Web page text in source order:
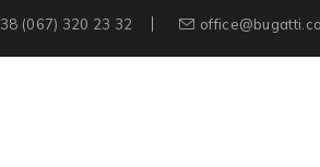
38 (067) 320 23 32